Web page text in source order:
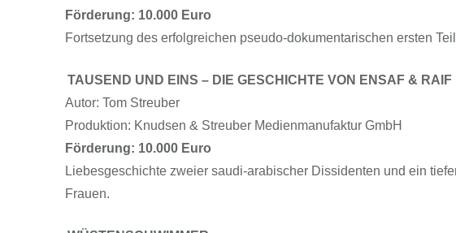
Förderung: 10.000 Euro
Fortsetzung des erfolgreichen pseudo-dokumentarischen ersten
TAUSEND UND EINS – DIE GESCHICHTE VON ENSAF & RAIF
Autor: Tom Streuber
Produktion: Knudsen & Streuber Medienmanufaktur GmbH
Förderung: 10.000 Euro
Liebesgeschichte zweier saudi-arabischer Dissidenten und ein
Frauen.